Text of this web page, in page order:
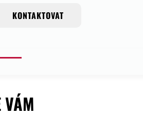
KONTAKTOVAT
VÁM